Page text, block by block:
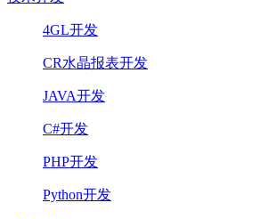
4GL开发
CR水晶报表开发
JAVA开发
C#开发
PHP开发
Python开发